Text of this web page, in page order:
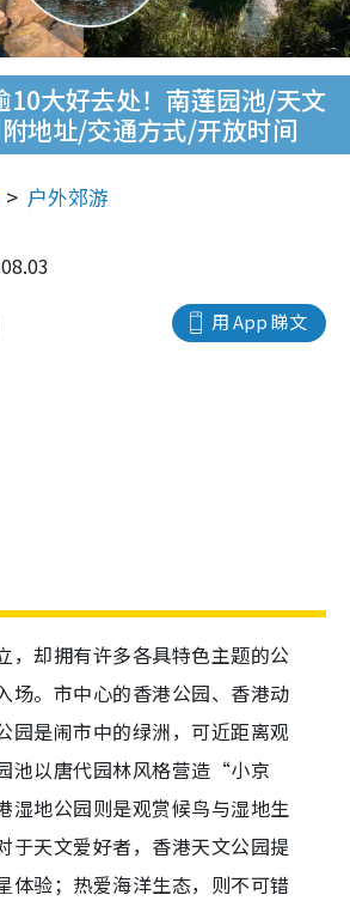
10大好去处！南莲园池/天文
地址/交通方式/开放时间
户外郊游
用 App 睇文
，却拥有许多各具特色主题的公
场。市中心的香港公园、香港动
园是闹市中的绿洲，可近距离观
池以唐代园林风格营造“小京
地公园则是观赏候鸟与湿地生
于天文爱好者，香港天文公园提
体验；热爱海洋生态，则不可错